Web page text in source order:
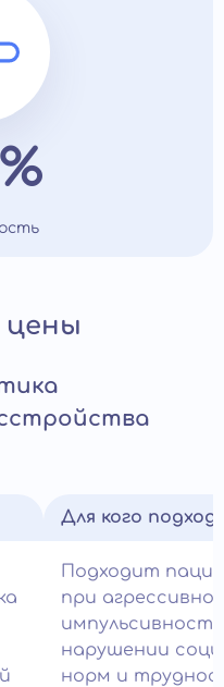
цены
Для кого
Подходит
при
нарушении
норм и